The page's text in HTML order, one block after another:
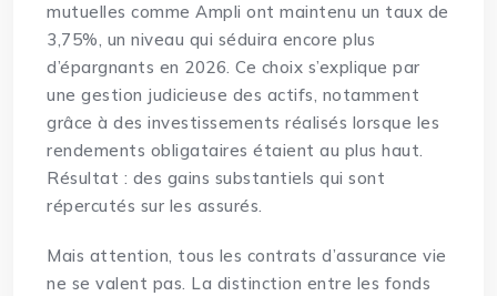
mutuelles comme Ampli ont maintenu un taux de
3,75%, un niveau qui séduira encore plus
d’épargnants en 2026. Ce choix s’explique par
une gestion judicieuse des actifs, notamment
grâce à des investissements réalisés lorsque les
rendements obligataires étaient au plus haut.
Résultat : des gains substantiels qui sont
répercutés sur les assurés.
Mais attention, tous les contrats d’assurance vie
ne se valent pas. La distinction entre les fonds